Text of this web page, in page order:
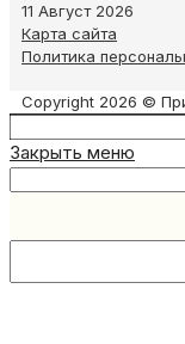
11 Август 2026
Карта сайта
Политика
Copyright 2026 ©
this
Закрыть меню